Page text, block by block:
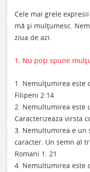
Cele mai grele
mă şi mulţumesc.
ziua de azi.
1. Nu poţi spune
1. Nemulţumirea este
Filipeni 2:14
2. Nemultumirea este
Caracterizeaza virsta
3. Nemultumirea e un
caracter. Un semn al
Romani 1: 21
4. Nemultumirea este